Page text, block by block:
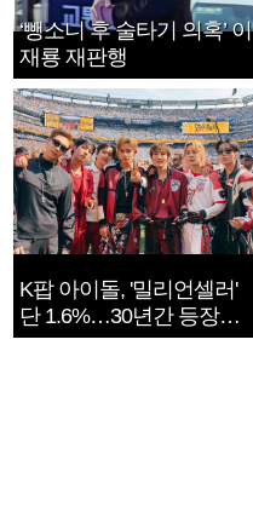
‘뺑소니 후 술타기 의혹’ 이
재룡 재판행
K팝 아이돌, '밀리언셀러'
단 1.6%…30년간 등장
1182개팀 전수조사